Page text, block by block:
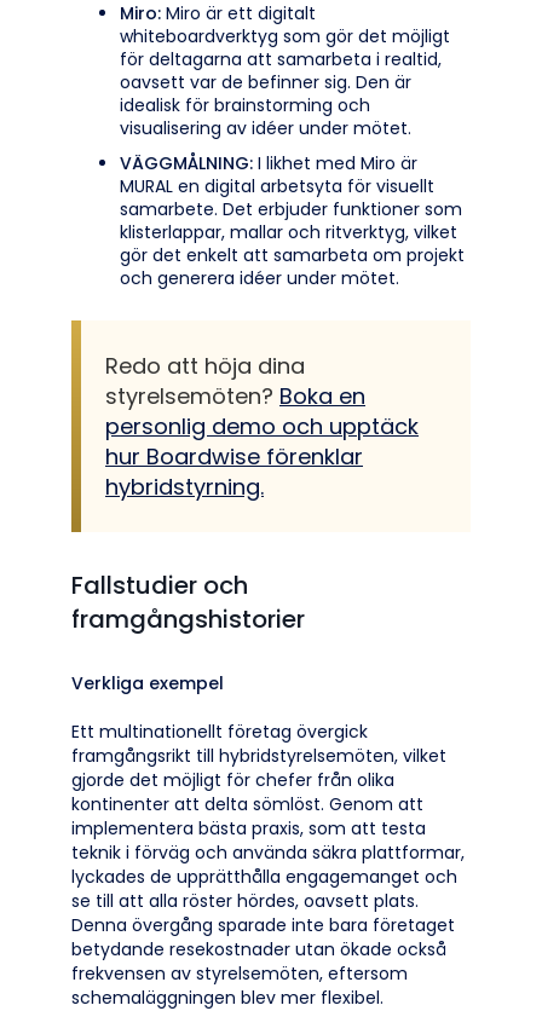
Miro: Miro är ett digitalt
whiteboardverktyg som gör det möjligt
för deltagarna att samarbeta i realtid,
oavsett var de befinner sig. Den är
idealisk för brainstorming och
visualisering av idéer under mötet.
VÄGGMÅLNING: I likhet med Miro är
MURAL en digital arbetsyta för visuellt
samarbete. Det erbjuder funktioner som
klisterlappar, mallar och ritverktyg, vilket
gör det enkelt att samarbeta om projekt
och generera idéer under mötet.
Redo att höja dina
styrelsemöten? Boka en
personlig demo och upptäck
hur Boardwise förenklar
hybridstyrning.
Fallstudier och
framgångshistorier
Verkliga exempel
Ett multinationellt företag övergick
framgångsrikt till hybridstyrelsemöten, vilket
gjorde det möjligt för chefer från olika
kontinenter att delta sömlöst. Genom att
implementera bästa praxis, som att testa
teknik i förväg och använda säkra plattformar,
lyckades de upprätthålla engagemanget och
se till att alla röster hördes, oavsett plats.
Denna övergång sparade inte bara företaget
betydande resekostnader utan ökade också
frekvensen av styrelsemöten, eftersom
schemaläggningen blev mer flexibel.